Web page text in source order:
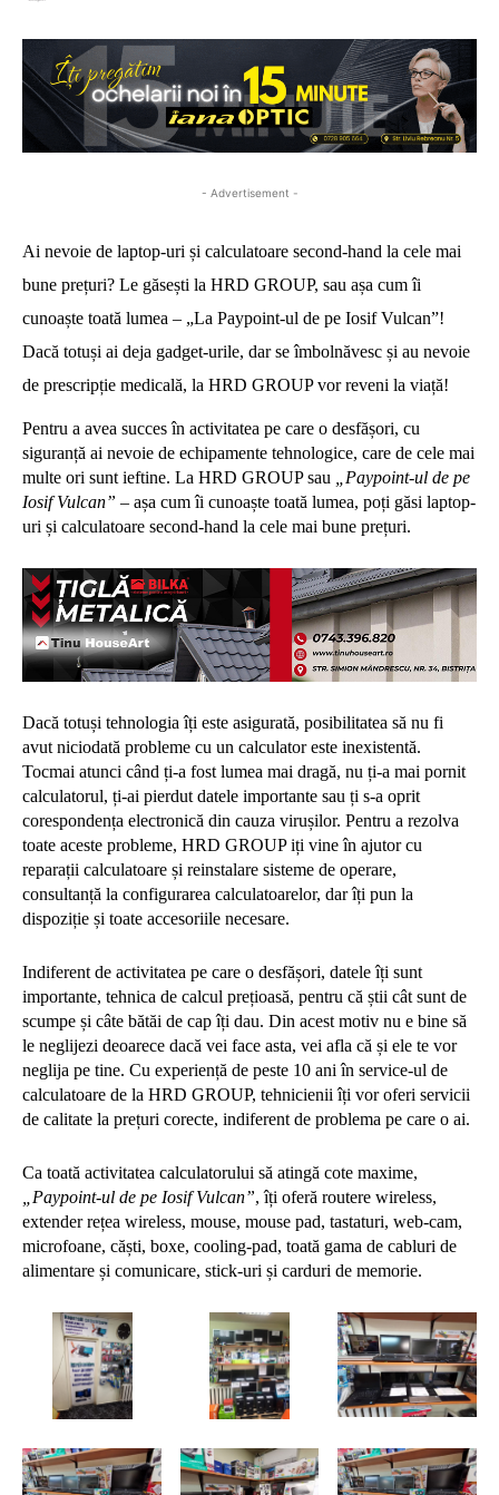
- Advertisement -
Ai nevoie de laptop-uri și calculatoare second-hand la cele mai
bune prețuri? Le găsești la HRD GROUP, sau așa cum îi
cunoaște toată lumea – „La Paypoint-ul de pe Iosif Vulcan”!
Dacă totuși ai deja gadget-urile, dar se îmbolnăvesc și au nevoie
de prescripție medicală, la HRD GROUP vor reveni la viață!
Pentru a avea succes în activitatea pe care o desfășori, cu
siguranță ai nevoie de echipamente tehnologice, care de cele mai
multe ori sunt ieftine. La HRD GROUP sau
„Paypoint-ul de pe
Iosif Vulcan” – așa cum îi cunoaște toată lumea, poți găsi laptop-
uri și calculatoare second-hand la cele mai bune prețuri.
Dacă totuși tehnologia îți este asigurată, posibilitatea să nu fi
avut niciodată probleme cu un calculator este inexistentă.
Tocmai atunci când ți‐a fost lumea mai dragă, nu ți‐a mai pornit
calculatorul, ți‐ai pierdut datele importante sau ți s‐a oprit
corespondența electronică din cauza virușilor. Pentru a rezolva
toate aceste probleme, HRD GROUP iți vine în ajutor cu
reparații calculatoare și reinstalare sisteme de operare,
consultanță la configurarea calculatoarelor, dar îți pun la
dispoziție și toate accesoriile necesare.
Indiferent de activitatea pe care o desfășori, datele îți sunt
importante, tehnica de calcul prețioasă, pentru că știi cât sunt de
scumpe și câte bătăi de cap îți dau. Din acest motiv nu e bine să
le neglijezi deoarece dacă vei face asta, vei afla că și ele te vor
neglija pe tine. Cu experiență de peste 10 ani în service-ul de
calculatoare de la HRD GROUP, tehnicienii îți vor oferi servicii
de calitate la prețuri corecte, indiferent de problema pe care o ai.
Ca toată activitatea calculatorului să atingă cote maxime,
„Paypoint-ul de pe Iosif Vulcan”, îți oferă routere wireless,
extender rețea wireless, mouse, mouse pad, tastaturi, web-cam,
microfoane, căști, boxe, cooling-pad, toată gama de cabluri de
alimentare și comunicare, stick-uri și carduri de memorie.